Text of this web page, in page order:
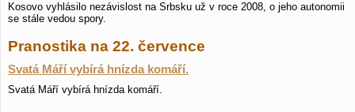
Kosovo vyhlásilo nezávislost na Srbsku už v roce 2008, o jeho autonomii
se stále vedou spory.
Pranostika na 22. července
Svatá Máří vybírá hnízda komáří.
Svatá Máří vybírá hnízda komáří.